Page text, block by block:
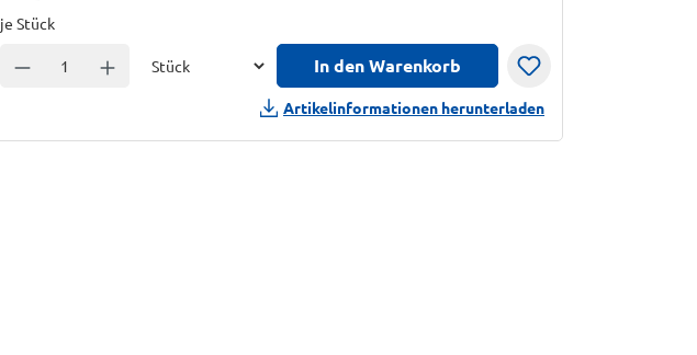
je Stück
Anzahl verringernAnzahl erhöhen In den Warenkorb
Artikelinformationen herunterladen